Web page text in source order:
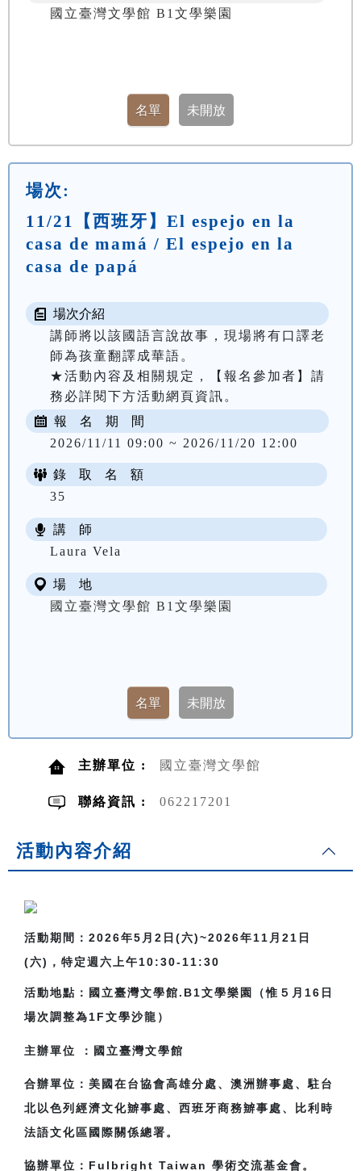
國立臺灣文學館 B1文學樂園
場次:
11/21【西班牙】El espejo en la
casa de mamá / El espejo en la
casa de papá
場次介紹
講師將以該國語言說故事，現場將有口譯老
師為孩童翻譯成華語。
★活動內容及相關規定，【報名參加者】請
務必詳閱下方活動網頁資訊。
報 名 期 間
2026/11/11 09:00 ~ 2026/11/20 12:00
錄 取 名 額
35
講 師
Laura Vela
場 地
國立臺灣文學館 B1文學樂園
主辦單位 : 國立臺灣文學館
聯絡資訊 : 062217201
活動內容介紹
活動期間：2026年5月2日(六)~2026年11月21日
(六)，特定週六上午10:30-11:30
活動地點：國立臺灣文學館.B1文學樂園（惟５月16日
場次調整為1F文學沙龍）
主辦單位 ：國立臺灣文學館
合辦單位：美國在台協會高雄分處、澳洲辦事處、駐台
北以色列經濟文化辧事處、西班牙商務辧事處、比利時
法語文化區國際關係總署。
協辦單位：Fulbright Taiwan 學術交流基金會。